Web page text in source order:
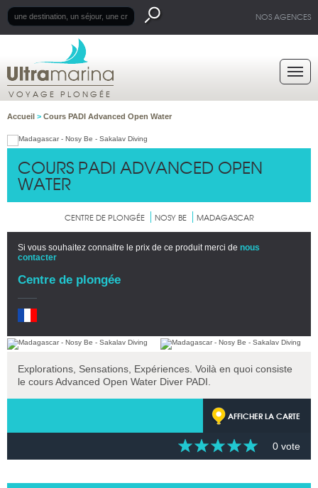
NOS AGENCES
VOYAGE PLONGÉE
Accueil > Cours PADI Advanced Open Water
COURS PADI ADVANCED OPEN
WATER
CENTRE DE PLONGÉE NOSY BE MADAGASCAR
Si vous souhaitez connaitre le prix de ce produit merci de nous
contacter
Centre de plongée
Explorations, Sensations, Expériences. Voilà en quoi consiste
le cours Advanced Open Water Diver PADI.
AFFICHER LA CARTE
0 vote